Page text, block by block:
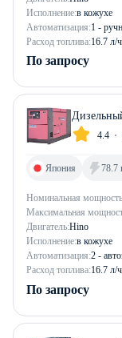
Исполнение:в кожухе
Автоматизация:1 -
Расход топлива:16.7 л/ч
По запросу
4.4
Номинальная
Максимальная
Двигатель:Hino
Исполнение:в кожухе
Автоматизация:2 -
Расход топлива:16.7 л/ч
Япония 78.7
По запросу